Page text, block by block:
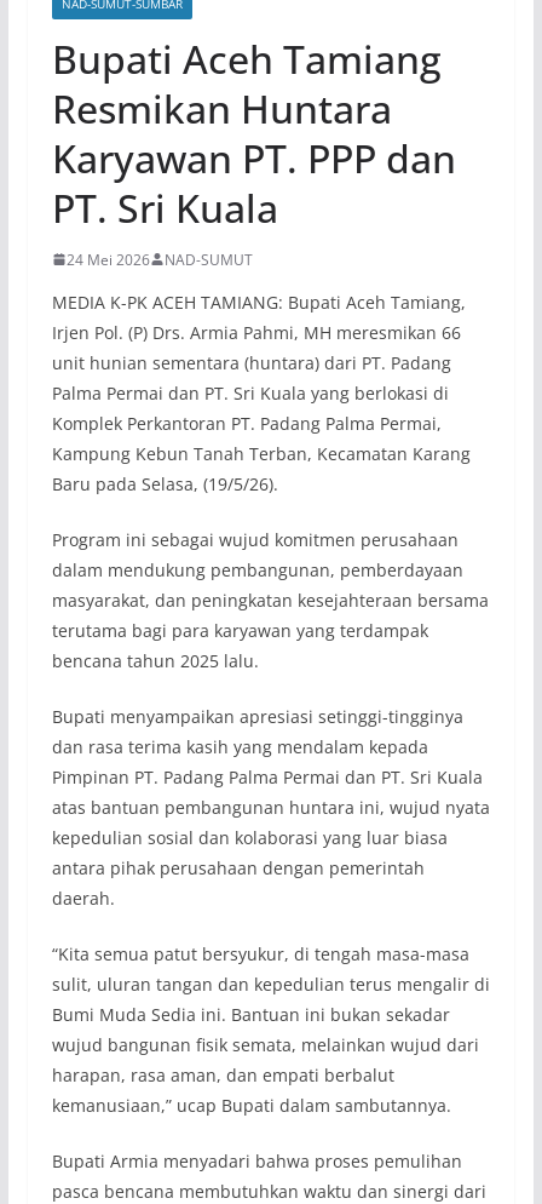
NAD-SUMUT-SUMBAR
Bupati Aceh Tamiang
Resmikan Huntara
Karyawan PT. PPP dan
PT. Sri Kuala
24 Mei 2026 NAD-SUMUT
MEDIA K-PK ACEH TAMIANG: Bupati Aceh Tamiang,
Irjen Pol. (P) Drs. Armia Pahmi, MH meresmikan 66
unit hunian sementara (huntara) dari PT. Padang
Palma Permai dan PT. Sri Kuala yang berlokasi di
Komplek Perkantoran PT. Padang Palma Permai,
Kampung Kebun Tanah Terban, Kecamatan Karang
Baru pada Selasa, (19/5/26).
Program ini sebagai wujud komitmen perusahaan
dalam mendukung pembangunan, pemberdayaan
masyarakat, dan peningkatan kesejahteraan bersama
terutama bagi para karyawan yang terdampak
bencana tahun 2025 lalu.
Bupati menyampaikan apresiasi setinggi-tingginya
dan rasa terima kasih yang mendalam kepada
Pimpinan PT. Padang Palma Permai dan PT. Sri Kuala
atas bantuan pembangunan huntara ini, wujud nyata
kepedulian sosial dan kolaborasi yang luar biasa
antara pihak perusahaan dengan pemerintah
daerah.
“Kita semua patut bersyukur, di tengah masa-masa
sulit, uluran tangan dan kepedulian terus mengalir di
Bumi Muda Sedia ini. Bantuan ini bukan sekadar
wujud bangunan fisik semata, melainkan wujud dari
harapan, rasa aman, dan empati berbalut
kemanusiaan,” ucap Bupati dalam sambutannya.
Bupati Armia menyadari bahwa proses pemulihan
pasca bencana membutuhkan waktu dan sinergi dari